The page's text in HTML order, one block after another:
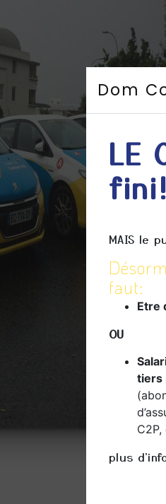
Dom
LE
MAIS le
faut:
Etre
OU
tiers
plus